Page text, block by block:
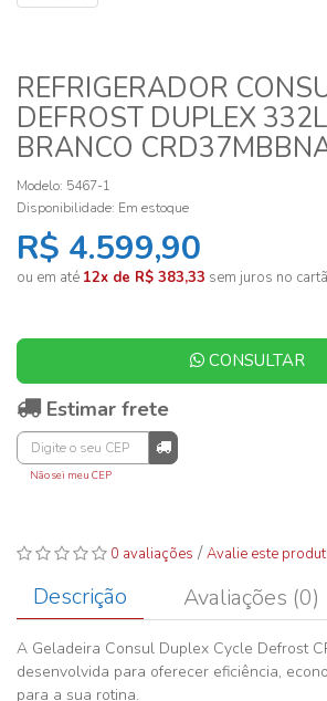
REFRIGERADOR
DEFROST DUPLEX
BRANCO
Modelo: 5467-1
Disponibilidade: Em estoque
R$ 4.599,90
ou em até 12x de R$ 383,33 sem juros no
CONSULTAR
Estimar frete
Não sei meu CEP
0 avaliações /Avalie este
Descrição Avaliações (0)
A Geladeira Consul Duplex Cycle Defrost
desenvolvida para oferecer eficiência,
para a sua rotina.